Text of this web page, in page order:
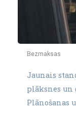
Bezmaksas
Jaunais
plāksnes un
Plānošanas